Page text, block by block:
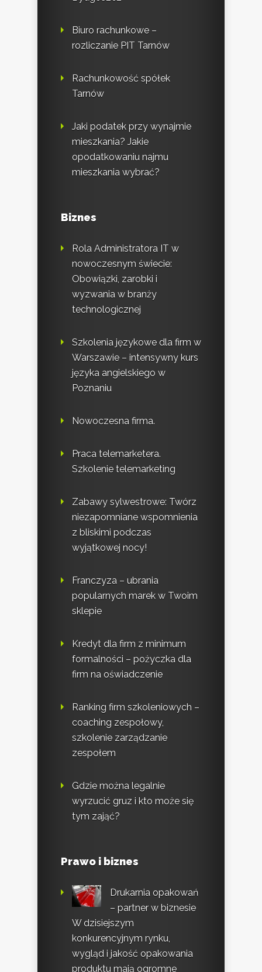
Biuro rachunkowe –
rozliczanie PIT Tarnów
Rachunkowość spółek
Tarnów
Jaki podatek przy wynajmie
mieszkania? Jakie
opodatkowaniu najmu
mieszkania wybrać?
Biznes
Rola Administratora IT w
nowoczesnym świecie:
Obowiązki, zarobki i
wyzwania w branży
technologicznej
Szkolenia językowe dla firm w
Warszawie – intensywny kurs
języka angielskiego w
Poznaniu
Nowoczesna firma.
Praca telemarketera.
Szkolenie telemarketing
Zabawy sylwestrowe: Twórz
niezapomniane wspomnienia
z bliskimi podczas
wyjątkowej nocy!
Franczyza – ubrania
popularnych marek w Twoim
sklepie
Kredyt dla firm z minimum
formalności – pożyczka dla
firm na oświadczenie
Ranking firm szkoleniowych –
coaching zespołowy,
szkolenie zarządzanie
zespołem
Gdzie można legalnie
wyrzucić gruz i kto może się
tym zająć?
Prawo i biznes
Drukarnia opakowań
– partner w biznesie
W dzisiejszym
konkurencyjnym rynku,
wygląd i jakość opakowania
produktu mają ogromne